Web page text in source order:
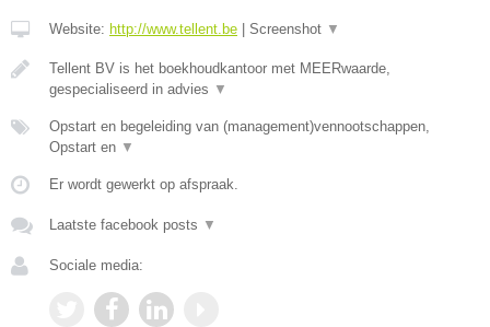
Website: http://www.tellent.be | Screenshot ▼
Tellent BV is het boekhoudkantoor met MEERwaarde,
gespecialiseerd in advies ▼
Opstart en begeleiding van (management)vennootschappen,
Opstart en ▼
Er wordt gewerkt op afspraak.
Laatste facebook posts ▼
Sociale media: